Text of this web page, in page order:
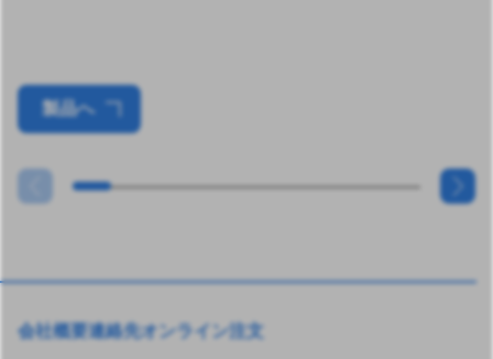
製品へ
会社概要連絡先オンライン注文